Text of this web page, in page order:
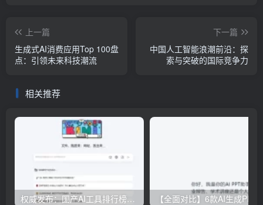
上一篇
生成式AI消费应用Top 100盘
点：引领未来科技潮流
下一篇
中国人工智能浪潮前沿：探
索与突破的国际竞争力
相关推荐
权威发布：国产AI工具排行榜TOP10，必备神器一览无余